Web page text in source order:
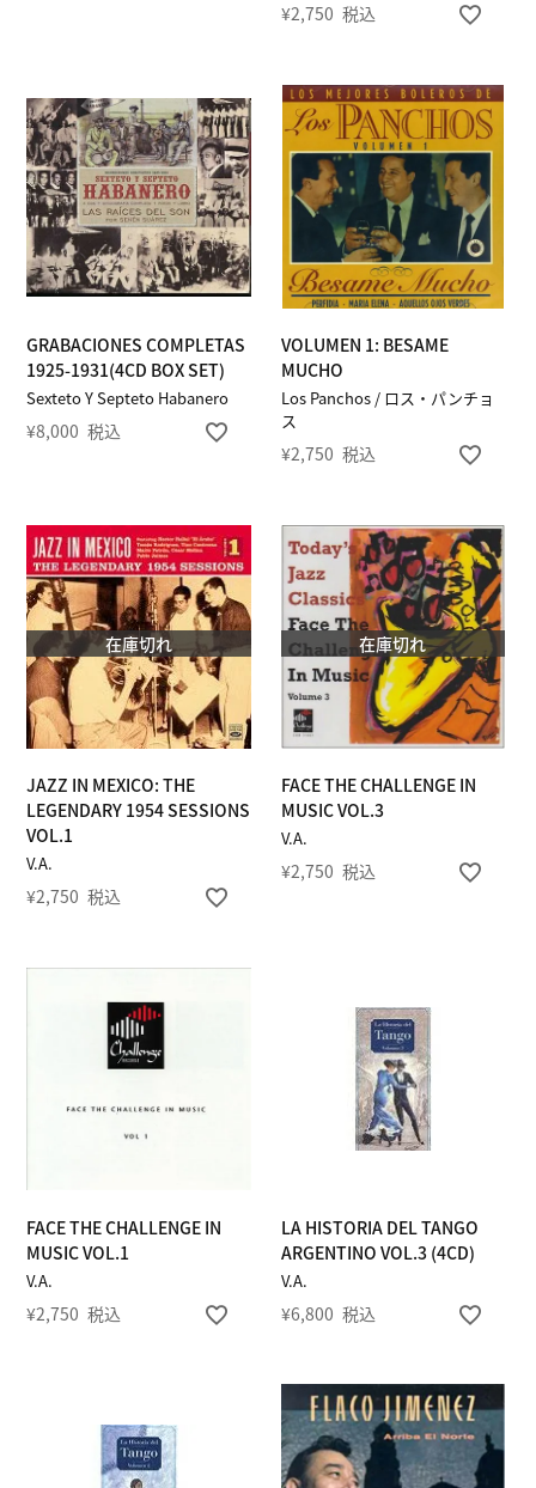
¥2,750 税込
Sexteto Y Septeto Habanero
GRABACIONES COMPLETAS
1925-1931(4CD BOX SET)
¥8,000 税込
Los Panchos / ロス・パンチョ
ス
VOLUMEN 1: BESAME
MUCHO
¥2,750 税込
V.A.
JAZZ IN MEXICO: THE
LEGENDARY 1954 SESSIONS
VOL.1
¥2,750 税込
在庫切れ
V.A.
FACE THE CHALLENGE IN
MUSIC VOL.3
¥2,750 税込
在庫切れ
V.A.
FACE THE CHALLENGE IN
MUSIC VOL.1
¥2,750 税込
V.A.
LA HISTORIA DEL TANGO
ARGENTINO VOL.3 (4CD)
¥6,800 税込